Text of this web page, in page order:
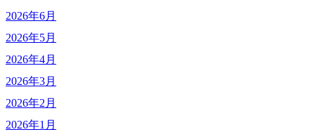
2026年6月
2026年5月
2026年4月
2026年3月
2026年2月
2026年1月